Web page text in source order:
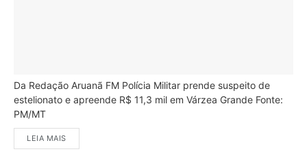
Da Redação Aruanã FM Polícia Militar prende suspeito de
estelionato e apreende R$ 11,3 mil em Várzea Grande Fonte:
PM/MT
LEIA MAIS